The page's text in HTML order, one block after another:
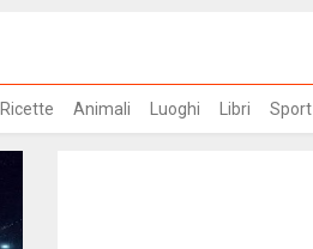
Ricette Animali Luoghi Libri Sport